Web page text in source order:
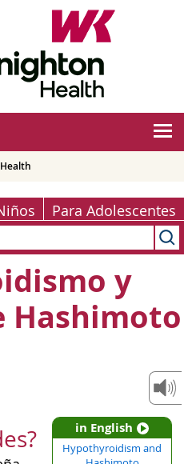
Para Adolescentes
y
in English
Hypothyroidism and